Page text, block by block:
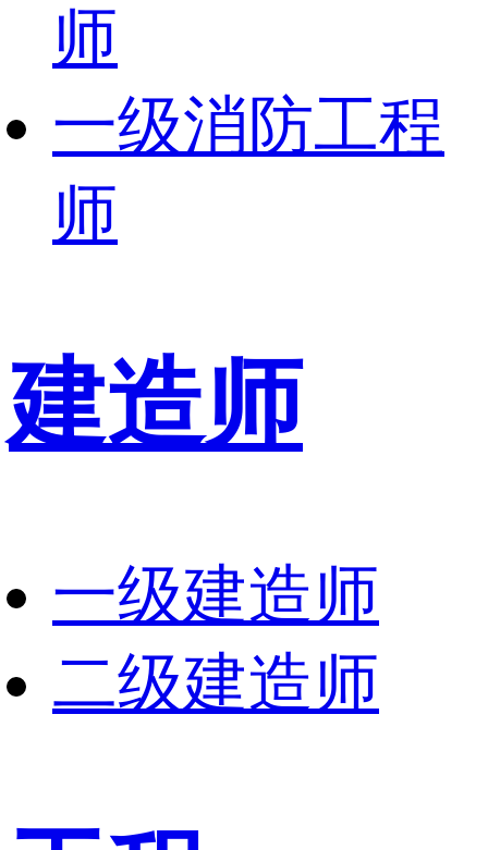
师
一级消防工程
师
建造师
一级建造师
二级建造师